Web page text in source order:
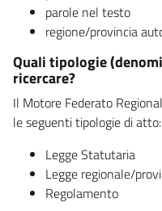
parole nel testo
regione/provincia
Quali tipologie
ricercare?
Il Motore Federato
le seguenti tipologie di atto:
Legge Statutaria
Legge regionale/
Regolamento